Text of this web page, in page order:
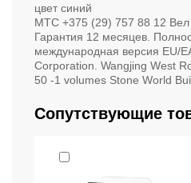
цвет синий
МТС +375 (29) 757 88 12
Гарантия 12 месяцев.
международная версия EU/
Corporation. Wangjing West
50 -1 volumes Stone World
Сопутствующие